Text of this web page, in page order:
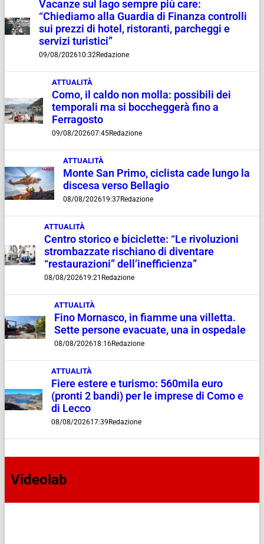
Vacanze sul lago sempre più care:
“Chiediamo alla Guardia di Finanza controlli
sui prezzi di hotel, ristoranti, parcheggi e
servizi turistici”
09/08/202610:32Redazione
ATTUALITÀ
Como, il caldo non molla: possibili dei
temporali ma si boccheggerà fino a
Ferragosto
09/08/202607:45Redazione
ATTUALITÀ
Monte San Primo, ciclista cade lungo la
discesa verso Bellagio
08/08/202619:37Redazione
ATTUALITÀ
Centro storico e biciclette: “Le rivoluzioni
strombazzate rischiano di diventare
“restaurazioni” dell’inefficienza”
08/08/202619:21 Redazione
ATTUALITÀ
Fino Mornasco, in fiamme una villetta.
Sette persone evacuate, una in ospedale
08/08/202618:16Redazione
ATTUALITÀ
Fiere estere e turismo: 560mila euro
(pronti 2 bandi) per le imprese di Como e
di Lecco
08/08/202617:39 Redazione
Videolab